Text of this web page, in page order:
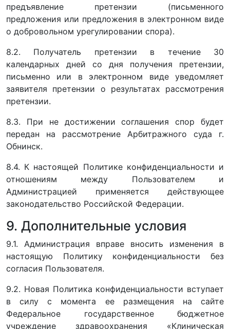
предъявление претензии (письменного
предложения или предложения в электронном виде
о добровольном урегулировании спора).
8.2. Получатель претензии в течение 30
календарных дней со дня получения претензии,
письменно или в электронном виде уведомляет
заявителя претензии о результатах рассмотрения
претензии.
8.3. При не достижении соглашения спор будет
передан на рассмотрение Арбитражного суда г.
Обнинск.
8.4. К настоящей Политике конфиденциальности и
отношениям между Пользователем и
Администрацией применяется действующее
законодательство Российской Федерации.
9. Дополнительные условия
9.1. Администрация вправе вносить изменения в
настоящую Политику конфиденциальности без
согласия Пользователя.
9.2. Новая Политика конфиденциальности вступает
в силу с момента ее размещения на сайте
Федеральное государственное бюджетное
учреждение здравоохранения «Клиническая